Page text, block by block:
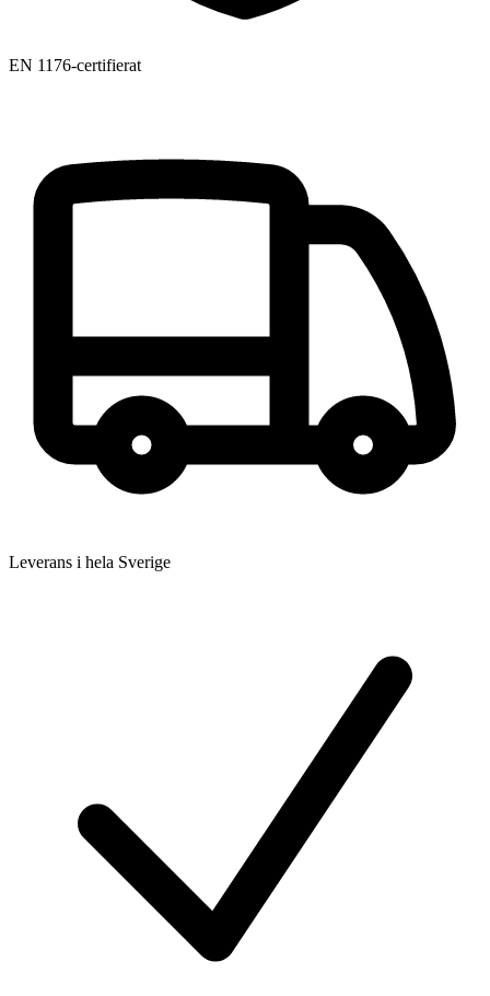
EN 1176-certifierat
Leverans i hela Sverige